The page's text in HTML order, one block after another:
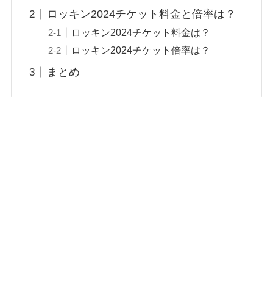
ロッキン2024チケット料金と倍率は？
ロッキン2024チケット料金は？
ロッキン2024チケット倍率は？
まとめ